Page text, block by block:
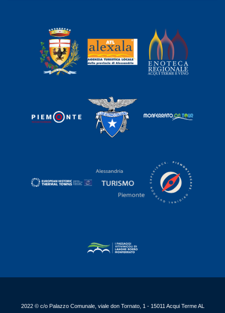
2022 © c/o Palazzo Comunale, viale don Tornato, 1 - 15011 Acqui Terme AL